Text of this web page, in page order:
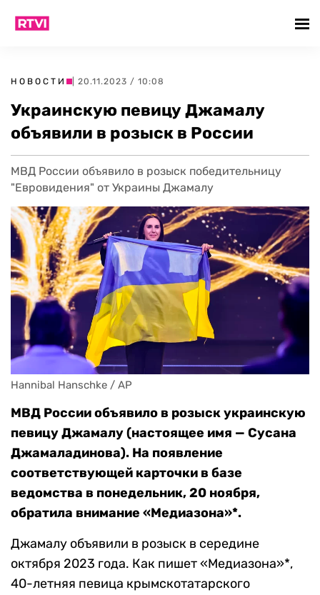
НОВОСТИ | 20.11.2023 / 10:08
Украинскую певицу Джамалу
объявили в розыск в России
МВД России объявило в розыск победительницу
"Евровидения" от Украины Джамалу
Hannibal Hanschke / AP
МВД России объявило в розыск украинскую
певицу Джамалу (настоящее имя — Сусана
Джамаладинова). На появление
соответствующей карточки в базе
ведомства в понедельник, 20 ноября,
обратила внимание «Медиазона»*.
Джамалу объявили в розыск в середине
октября 2023 года. Как пишет «Медиазона»*,
40-летняя певица крымскотатарского